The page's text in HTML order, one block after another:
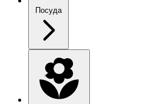
Посуда